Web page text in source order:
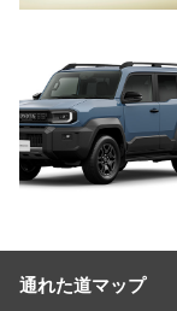
通れた道マップ